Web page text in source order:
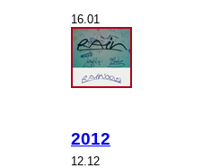
16.01
2012
12.12